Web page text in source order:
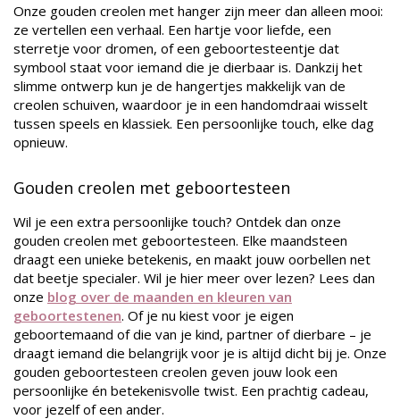
Onze gouden creolen met hanger zijn meer dan alleen mooi:
ze vertellen een verhaal. Een hartje voor liefde, een
sterretje voor dromen, of een geboortesteentje dat
symbool staat voor iemand die je dierbaar is. Dankzij het
slimme ontwerp kun je de hangertjes makkelijk van de
creolen schuiven, waardoor je in een handomdraai wisselt
tussen speels en klassiek. Een persoonlijke touch, elke dag
opnieuw.
Gouden creolen met geboortesteen
Wil je een extra persoonlijke touch? Ontdek dan onze
gouden creolen met geboortesteen. Elke maandsteen
draagt een unieke betekenis, en maakt jouw oorbellen net
dat beetje specialer. Wil je hier meer over lezen? Lees dan
onze blog over de maanden en kleuren van
geboortestenen. Of je nu kiest voor je eigen
geboortemaand of die van je kind, partner of dierbare – je
draagt iemand die belangrijk voor je is altijd dicht bij je. Onze
gouden geboortesteen creolen geven jouw look een
persoonlijke én betekenisvolle twist. Een prachtig cadeau,
voor jezelf of een ander.